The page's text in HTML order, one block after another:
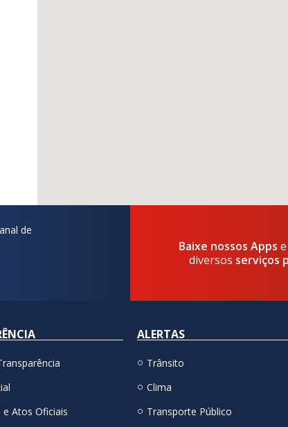
de
Baixe nossos Apps
diversos serviços
e Atos Oficiais
ALERTAS
Trânsito
Clima
Transporte Público